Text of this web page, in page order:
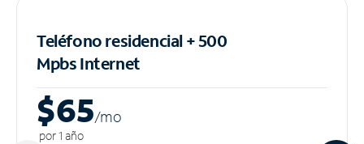
Teléfono residencial + 500
MpbsInternet
$65/mo
por 1 año